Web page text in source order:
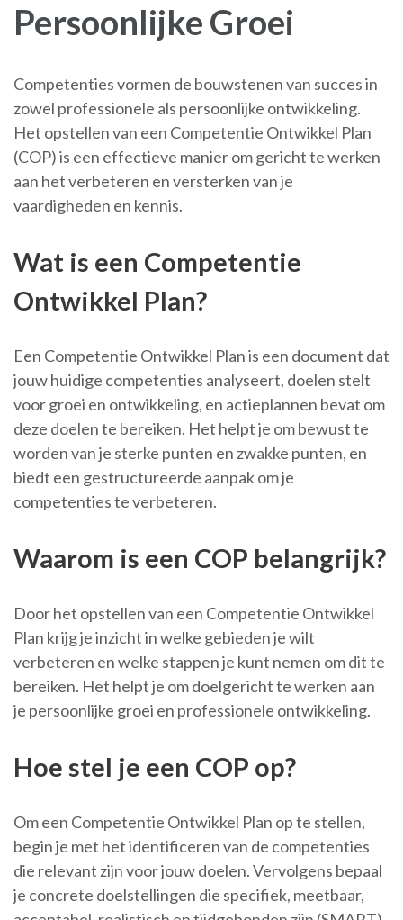
Persoonlijke Groei
Competenties vormen de bouwstenen van succes in
zowel professionele als persoonlijke ontwikkeling.
Het opstellen van een Competentie Ontwikkel Plan
(COP) is een effectieve manier om gericht te werken
aan het verbeteren en versterken van je
vaardigheden en kennis.
Wat is een Competentie
Ontwikkel Plan?
Een Competentie Ontwikkel Plan is een document dat
jouw huidige competenties analyseert, doelen stelt
voor groei en ontwikkeling, en actieplannen bevat om
deze doelen te bereiken. Het helpt je om bewust te
worden van je sterke punten en zwakke punten, en
biedt een gestructureerde aanpak om je
competenties te verbeteren.
Waarom is een COP belangrijk?
Door het opstellen van een Competentie Ontwikkel
Plan krijg je inzicht in welke gebieden je wilt
verbeteren en welke stappen je kunt nemen om dit te
bereiken. Het helpt je om doelgericht te werken aan
je persoonlijke groei en professionele ontwikkeling.
Hoe stel je een COP op?
Om een Competentie Ontwikkel Plan op te stellen,
begin je met het identificeren van de competenties
die relevant zijn voor jouw doelen. Vervolgens bepaal
je concrete doelstellingen die specifiek, meetbaar,